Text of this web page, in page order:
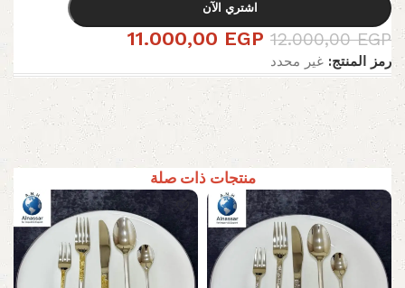
اشتري الآن
12.000,00EGP
11.000,00 EGP
رمز المنتج: غير محدد
منتجات ذات صلة